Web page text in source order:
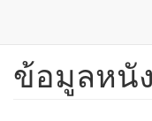
ข้าม
ข้อมูลหนั